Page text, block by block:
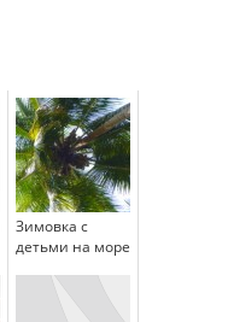
Зимовка с
детьми на море